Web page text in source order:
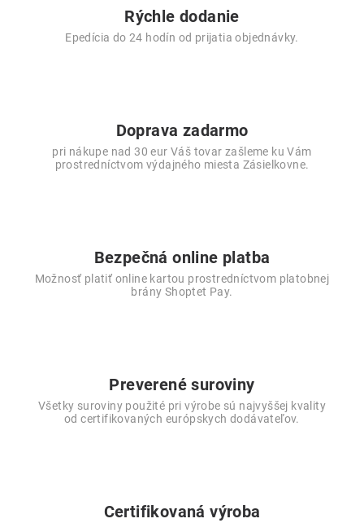
Rýchle dodanie
Epedícia do 24 hodín od prijatia objednávky.
Doprava zadarmo
pri nákupe nad 30 eur Váš tovar zašleme ku Vám
prostredníctvom výdajného miesta Zásielkovne.
Bezpečná online platba
Možnosť platiť online kartou prostredníctvom platobnej
brány Shoptet Pay.
Preverené suroviny
Všetky suroviny použité pri výrobe sú najvyššej kvality
od certifikovaných európskych dodávateľov.
Certifikovaná výroba